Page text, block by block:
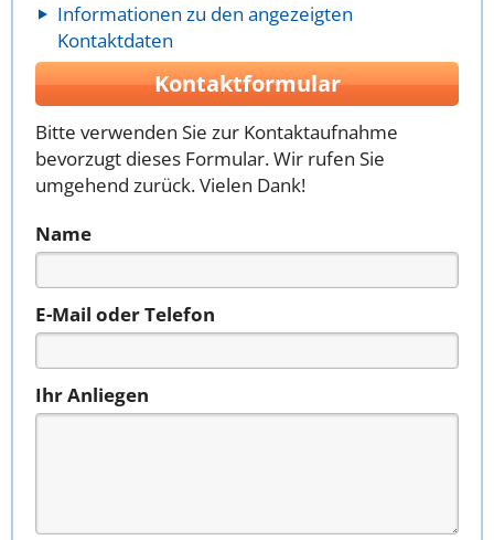
Informationen zu den angezeigten
Kontaktdaten
Kontaktformular
Bitte verwenden Sie zur Kontaktaufnahme
bevorzugt dieses Formular. Wir rufen Sie
umgehend zurück. Vielen Dank!
Name
E-Mail oder Telefon
Ihr Anliegen